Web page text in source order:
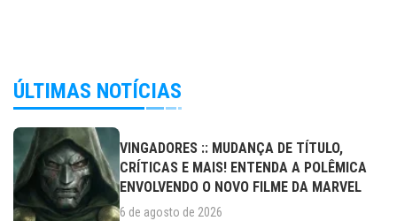
ÚLTIMAS NOTÍCIAS
VINGADORES :: MUDANÇA DE TÍTULO,
CRÍTICAS E MAIS! ENTENDA A POLÊMICA
ENVOLVENDO O NOVO FILME DA MARVEL
6 de agosto de 2026